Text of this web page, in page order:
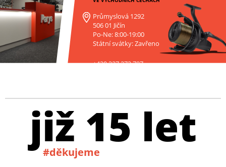
Průmyslová 1292
506 01 Jičín
Po-Ne: 8:00-19:00
Státní svátky: Zavřeno
+420 227 272 797
již 15 let
#děkujeme